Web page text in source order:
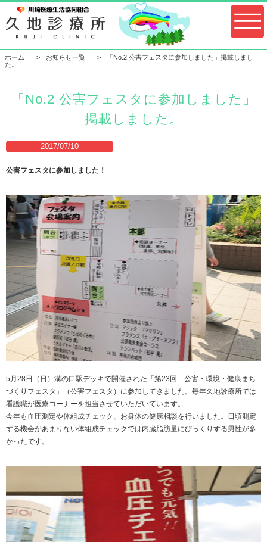
ホーム お知らせ一覧
「No.2 公害フェスタに参加しました」掲載しまし
た。
「No.2 公害フェスタに参加しました」
掲載しました。
2017/07/10
公害フェスタに参加しました！
5月28日（日）溝の口駅デッキで開催された「第23回 公害・環境・健康まち
づくりフェスタ」（公害フェスタ）に参加してきました。毎年久地診療所では
看護職が医療コーナーを担当させていただいています。
今年も血圧測定や体組成チェック、お身体の健康相談を行いました。日頃測定
する機会があまりない体組成チェックでは内臓脂肪量にびっくりする男性が多
かったです。